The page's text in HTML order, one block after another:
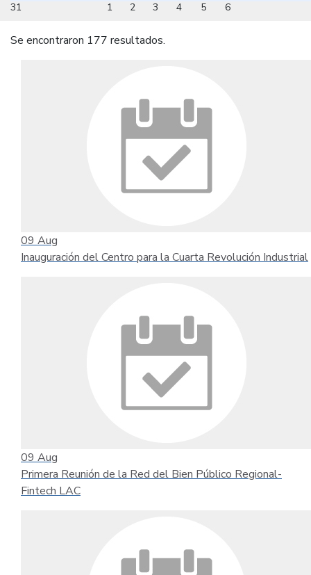
31
1 2 3 4 5 6
Se encontraron 177 resultados.
09 Aug
Inauguración del Centro para la Cuarta Revolución Industrial
09 Aug
Primera Reunión de la Red del Bien Público Regional-
Fintech LAC